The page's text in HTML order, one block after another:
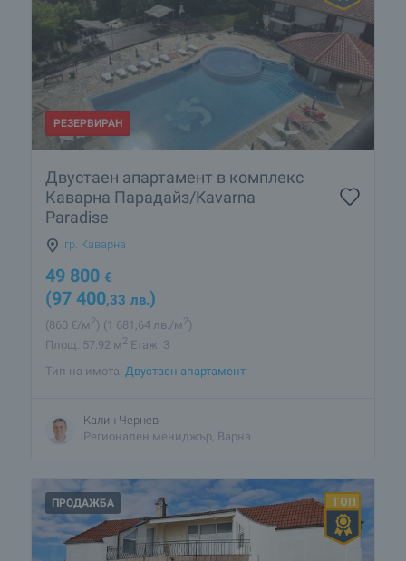
РЕЗЕРВИРАН
Двустаен апартамент в комплекс
Каварна Парадайз/Kavarna
Paradise
гр. Каварна
49 800 €
(97 400,33 лв.)
(860 €/м 2) (1 681 ,64 лв./м 2)
Площ: 57.92 м 2 Етаж: 3
Тип на имота: Двустаен апартамент
Калин Чернев
Регионален мениджър, Варна
ПРОДАЖБА